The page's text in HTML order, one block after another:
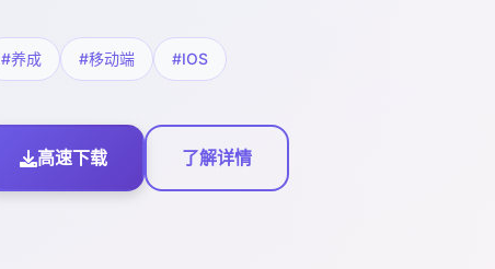
#养成 #移动端 #IOS
高速下载 了解详情